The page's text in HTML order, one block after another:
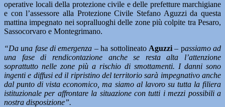
operative locali della protezione civile e delle prefetture marchigiane
e con l’assessore alla Protezione Civile Stefano Aguzzi da questa
mattina impegnato nei sopralluoghi delle zone più colpite tra Pesaro,
Sassocorvaro e Montegrimano.
“Da una fase di emergenza – ha sottolineato Aguzzi– passiamo ad
una fase di rendicontazione anche se resta alta l’attenzione
soprattutto nelle zone più a rischio di smottamenti. I danni sono
ingenti e diffusi ed il ripristino del territorio sarà impegnativo anche
dal punto di vista economico, ma siamo al lavoro su tutta la filiera
istituzionale per affrontare la situazione con tutti i mezzi possibili a
nostra disposizione”.